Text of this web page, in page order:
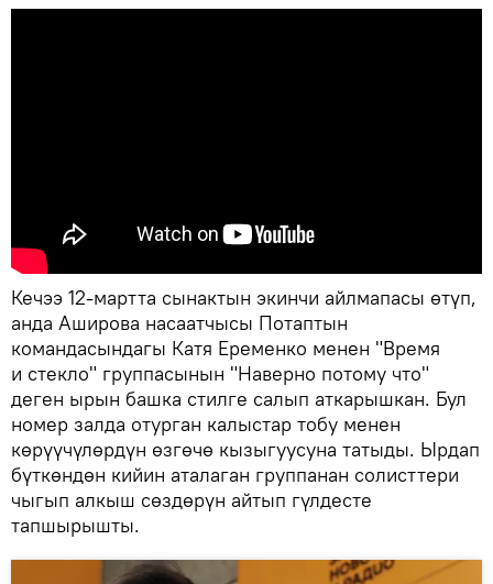
Кечээ 12-мартта сынактын экинчи айлмапасы өтүп,
анда Аширова насаатчысы Потаптын
командасындагы Катя Еременко менен "Время
и стекло" группасынын "Наверно потому что"
деген ырын башка стилге салып аткарышкан. Бул
номер залда отурган калыстар тобу менен
көрүүчүлөрдүн өзгөчө кызыгуусуна татыды. Ырдап
бүткөндөн кийин аталаган группанан солисттери
чыгып алкыш сөздөрүн айтып гүлдесте
тапшырышты.